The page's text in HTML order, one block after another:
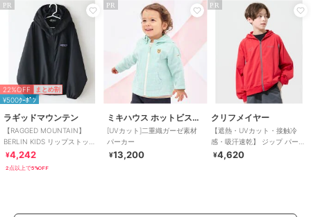
PR
22%OFF まとめ割
¥500ｸｰﾎﾟﾝ
ラギッドマウンテン
【RAGGED MOUNTAIN】
BERLIN KIDS リップストップ
ポケッタブルパーカー 撥水
¥4,242
2点以上で5%OFF
PR
ミキハウス ホットビスケッツ
[UVカット]二重織ガーゼ素材
パーカー
¥13,200
PR
クリフメイヤー
【遮熱・UVカット・接触冷
感・吸汗速乾】 ジップ パーカ
ー 120cm～170cm
¥4,620